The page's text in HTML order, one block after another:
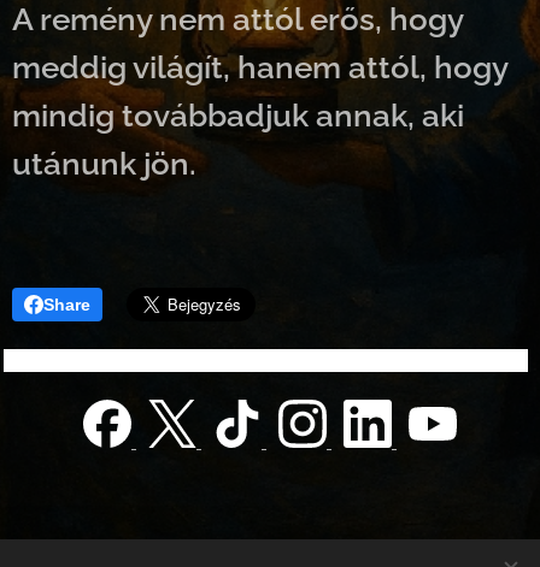
A remény nem attól erős, hogy
meddig világít, hanem attól, hogy
mindig továbbadjuk annak, aki
utánunk jön.
Share